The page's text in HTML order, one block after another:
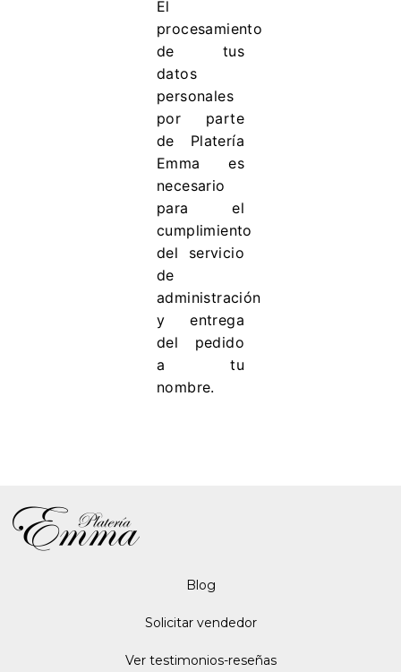
El
procesamiento
de tus
datos
personales
por parte
de Platería
Emma es
necesario
para el
cumplimiento
del servicio
de
administración
y entrega
del pedido
a tu
nombre.
Blog
Solicitar vendedor
Ver testimonios-reseñas